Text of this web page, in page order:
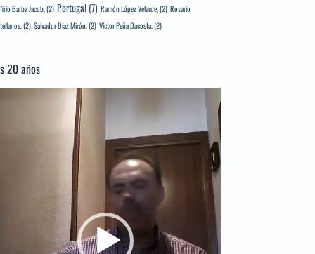
Barba Jacob,(2) Portugal (7) Ramón López Velarde,(2) Rosario
(2) Salvador Díaz Mirón,(2) Víctor Peña Dacosta,(2)
20 años